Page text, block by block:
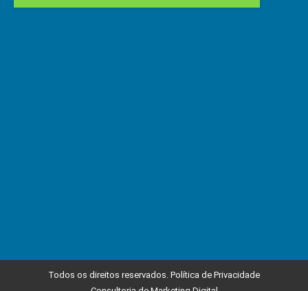
Todos os direitos reservados. Política de Privacidade